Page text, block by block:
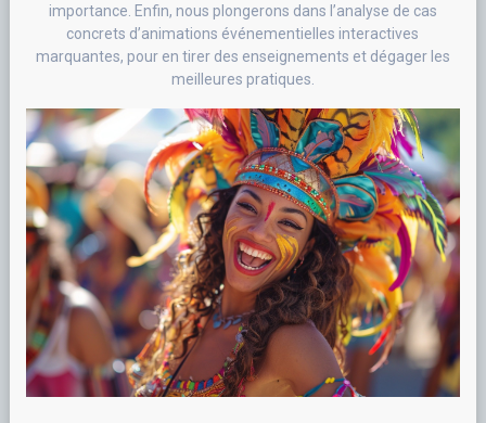
importance. Enfin, nous plongerons dans l’analyse de cas
concrets d’animations événementielles interactives
marquantes, pour en tirer des enseignements et dégager les
meilleures pratiques.